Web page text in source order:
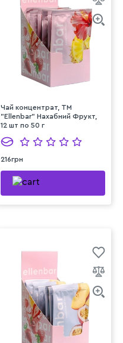
Чай концентрат, TM
"Ellenbar" Нахабний Фрукт,
12 шт по 50 г
216грн